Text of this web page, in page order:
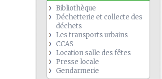
Bibliothèque
Déchetterie et collecte des
déchets
Les transports urbains
CCAS
Location salle des fêtes
Presse locale
Gendarmerie